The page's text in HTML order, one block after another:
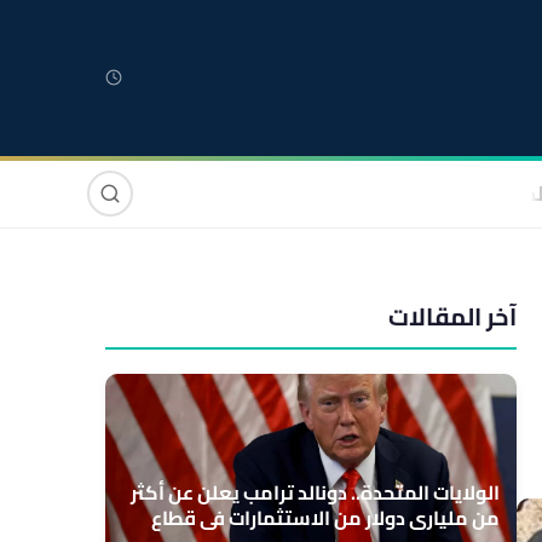
صوت وصورة
آخر المقالات
الولايات المتحدة.. دونالد ترامب يعلن عن أكثر
من ملياري دولار من الاستثمارات في قطاع